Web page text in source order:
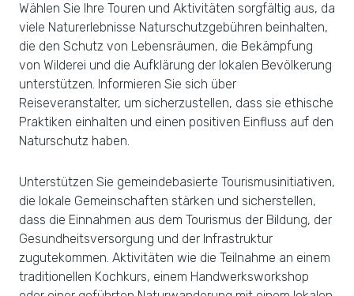
Wählen Sie Ihre Touren und Aktivitäten sorgfältig aus, da
viele Naturerlebnisse Naturschutzgebühren beinhalten,
die den Schutz von Lebensräumen, die Bekämpfung
von Wilderei und die Aufklärung der lokalen Bevölkerung
unterstützen. Informieren Sie sich über
Reiseveranstalter, um sicherzustellen, dass sie ethische
Praktiken einhalten und einen positiven Einfluss auf den
Naturschutz haben.
Unterstützen Sie gemeindebasierte Tourismusinitiativen,
die lokale Gemeinschaften stärken und sicherstellen,
dass die Einnahmen aus dem Tourismus der Bildung, der
Gesundheitsversorgung und der Infrastruktur
zugutekommen. Aktivitäten wie die Teilnahme an einem
traditionellen Kochkurs, einem Handwerksworkshop